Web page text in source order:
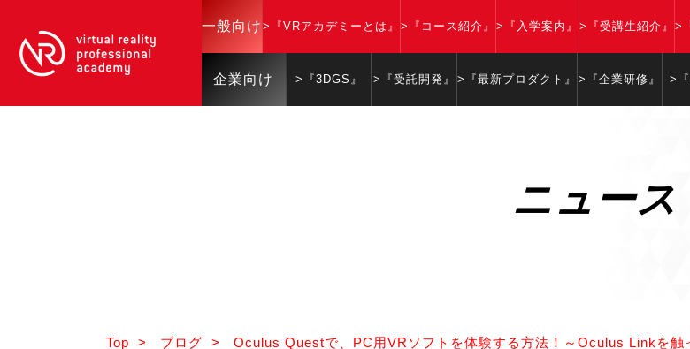
一般向け >『VRアカデミーとは』 >『コース紹介』 >『入学案内』 >『受講生紹介』 >
企業向け >『3DGS』 >『受託開発』 >『最新プロダクト』 >『企業研修』 >
ニュース
Top > ブログ > Oculus Questで、PC用VRソフトを体験する方法！～Oculus Linkを触